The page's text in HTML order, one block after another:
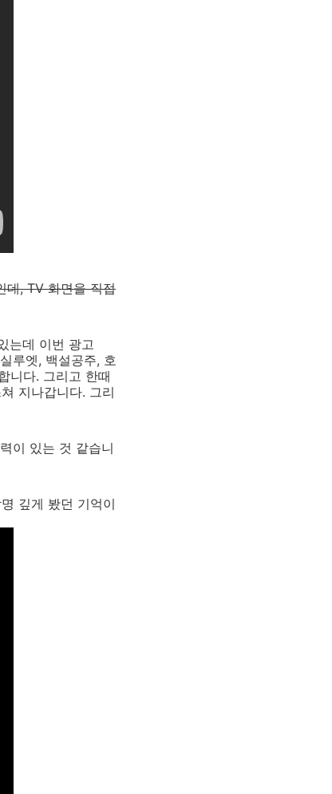
데, TV 화면을 직접
는데 이번 광고
루엣, 백설공주, 호
니다. 그리고 한때
지나갑니다. 그리
이 있는 것 같습니
깊게 봤던 기억이